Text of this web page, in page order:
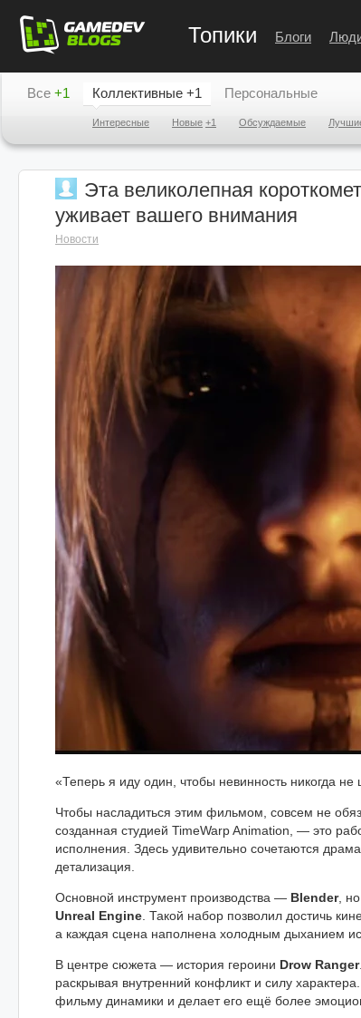
Топики Блоги
Все +1 Коллективные +1
Интересные Новые +1 Обсуждаемые
Персональные
Эта великолепная
уживает вашего внимания
Новости
«Теперь я иду один, чтобы невинность никогда
Чтобы насладиться этим фильмом, совсем не
созданная студией TimeWarp Animation, — это
исполнения. Здесь удивительно сочетаются
детализация.
Основной инструмент производства — Blender,
Unreal Engine . Такой набор позволил достичь
а каждая сцена наполнена холодным дыханием
В центре сюжета — история героини Drow Ranger
раскрывая внутренний конфликт и силу
фильму динамики и делает его ещё более